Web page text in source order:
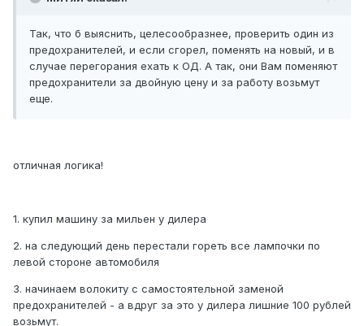
Так, что б выяснить, целесообразнее, проверить один из
предохранителей, и если сгорел, поменять на новый, и в
случае перегорания ехать к ОД. А так, они Вам поменяют
предохранители за двойную цену и за работу возьмут
еще.
отличная логика!
1. купил машину за мильен у дилера
2. на следующий день перестали гореть все лампочки по
левой стороне автомобиля
3. начинаем волокиту с самостоятельной заменой
предохранителей - а вдруг за это у дилера лишние 100 рублей
возьмут.